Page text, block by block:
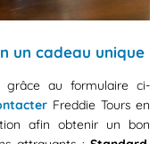
un cadeau unique
grâce au formulaire ci-
Freddie Tours en
afin obtenir un bon